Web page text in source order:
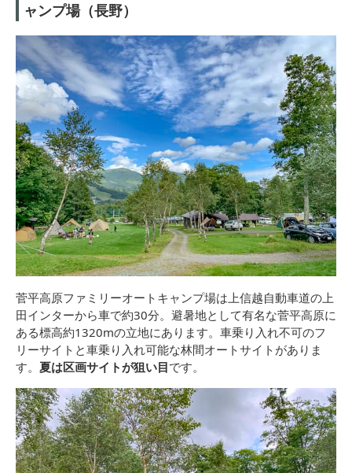
ャンプ場（長野）
菅平高原ファミリーオートキャンプ場は上信越自動車道の上
田インターから車で約30分。避暑地として有名な菅平高原に
ある標高約1320mの立地にあります。車乗り入れ不可のフ
リーサイトと車乗り入れ可能な林間オートサイトがありま
す。 夏は区画サイトが狙い目です。